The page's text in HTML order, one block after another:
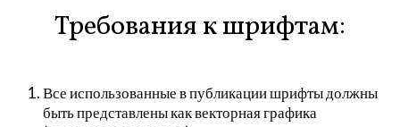
Требования к шрифтам:
Все использованные в публикации шрифты должны
быть представлены как векторная графика